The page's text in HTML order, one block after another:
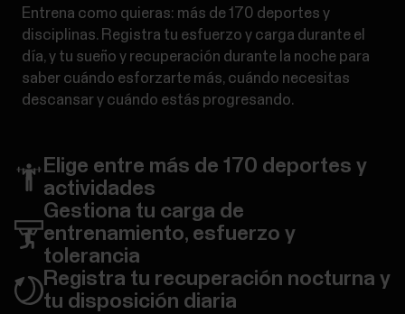
Entrena como quieras: más de 170 deportes y
disciplinas. Registra tu esfuerzo y carga durante el
día, y tu sueño y recuperación durante la noche para
saber cuándo esforzarte más, cuándo necesitas
descansar y cuándo estás progresando.
Elige entre más de 170 deportes y
actividades
Gestiona tu carga de
entrenamiento, esfuerzo y
tolerancia
Registra tu recuperación nocturna y
tu disposición diaria